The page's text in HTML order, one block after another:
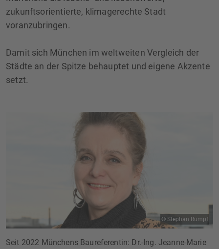
zukunftsorientierte, klimagerechte Stadt
voranzubringen.
Damit sich München im weltweiten Vergleich der
Städte an der Spitze behauptet und eigene Akzente
setzt.
© Stephan Rumpf
Seit 2022 Münchens Baureferentin: Dr.-Ing. Jeanne-Marie